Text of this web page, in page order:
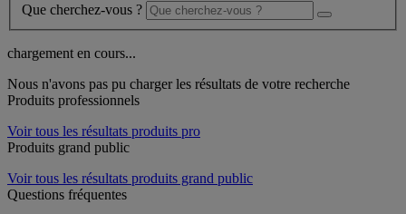
Que cherchez-vous ?
chargement en cours...
Nous n'avons pas pu charger les résultats de votre recherche
Produits professionnels
Voir tous les résultats produits pro
Produits grand public
Voir tous les résultats produits grand public
Questions fréquentes